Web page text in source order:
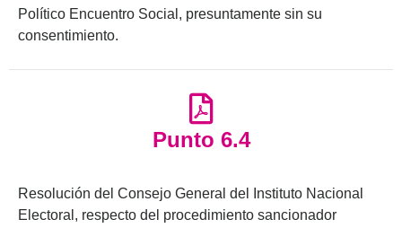
Político Encuentro Social, presuntamente sin su
consentimiento.
Punto 6.4
Resolución del Consejo General del Instituto Nacional
Electoral, respecto del procedimiento sancionador